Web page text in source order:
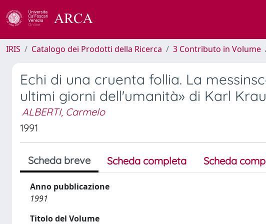
IRIS Catalogo dei Prodotti della Ricerca 3 Contributo in Volume
Echi di una cruenta follia. La
ultimi giorni dell'umanità» di Karl
ALBERTI, Carmelo
1991
Scheda breve Scheda completa Scheda
Anno pubblicazione
1991
Titolo del Volume